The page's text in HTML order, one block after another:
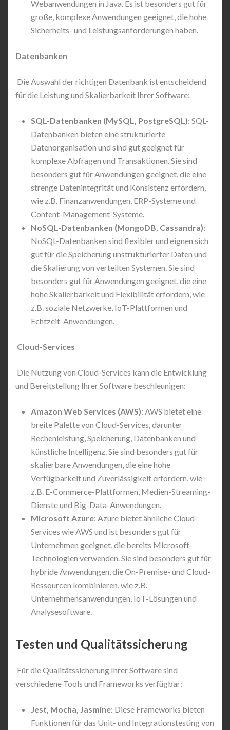
Webanwendungen in Java. Es ist besonders gut für
große, komplexe Anwendungen geeignet, die hohe
Sicherheits- und Leistungsanforderungen haben.
Datenbanken
Die Auswahl der richtigen Datenbank ist entscheidend
für die Leistung und Skalierbarkeit Ihrer Software:
SQL-Datenbanken (MySQL, PostgreSQL): SQL-
Datenbanken bieten eine strukturierte
Datenorganisation und sind gut geeignet für
komplexe Abfragen und Transaktionen. Sie sind
besonders gut für Anwendungen geeignet, die eine
strenge Datenintegrität und Konsistenz erfordern,
wie z.B. Finanzanwendungen, ERP-Systeme und
Content-Management-Systeme.
NoSQL-Datenbanken (MongoDB, Cassandra):
NoSQL-Datenbanken sind flexibler und eignen sich
gut für die Speicherung unstrukturierter Daten und
die Skalierung von verteilten Systemen. Sie sind
besonders gut für Anwendungen geeignet, die eine
hohe Skalierbarkeit und Flexibilität erfordern, wie
z.B. soziale Netzwerke, IoT-Plattformen und
Echtzeit-Anwendungen.
Cloud-Services
Die Nutzung von Cloud-Services kann die Entwicklung
und Bereitstellung Ihrer Software beschleunigen:
Amazon Web Services (AWS): AWS bietet eine
breite Palette von Cloud-Services, darunter
Rechenleistung, Speicherung, Datenbanken und
künstliche Intelligenz. Sie sind besonders gut für
skalierbare Anwendungen, die eine hohe
Verfügbarkeit und Zuverlässigkeit erfordern, wie
z.B. E-Commerce-Plattformen, Medien-Streaming-
Dienste und Big-Data-Anwendungen.
Microsoft Azure: Azure bietet ähnliche Cloud-
Services wie AWS und ist besonders gut für
Unternehmen geeignet, die bereits Microsoft-
Technologien verwenden. Sie sind besonders gut für
hybride Anwendungen, die On-Premise- und Cloud-
Ressourcen kombinieren, wie z.B.
Unternehmensanwendungen, IoT-Lösungen und
Analysesoftware.
Testen und Qualitätssicherung
Für die Qualitätssicherung Ihrer Software sind
verschiedene Tools und Frameworks verfügbar:
Jest, Mocha, Jasmine: Diese Frameworks bieten
Funktionen für das Unit- und Integrationstesting von